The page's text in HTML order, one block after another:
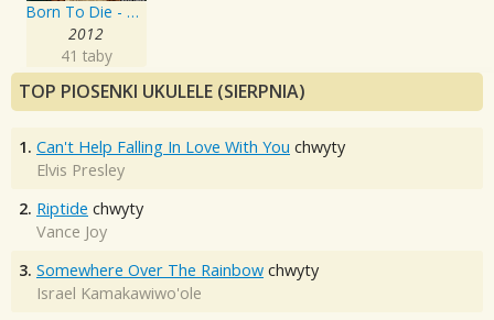
Born To Die - The Paradise Edition
2012
41 taby
TOP PIOSENKI UKULELE (SIERPNIA)
1. Can't Help Falling In Love With You chwyty
Elvis Presley
2. Riptide chwyty
Vance Joy
3. Somewhere Over The Rainbow chwyty
Israel Kamakawiwo'ole